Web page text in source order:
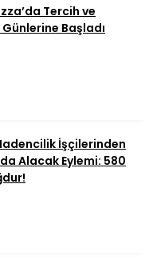
Tercih ve
Günlerine Başladı
İşçilerinden
Alacak Eylemi: 580